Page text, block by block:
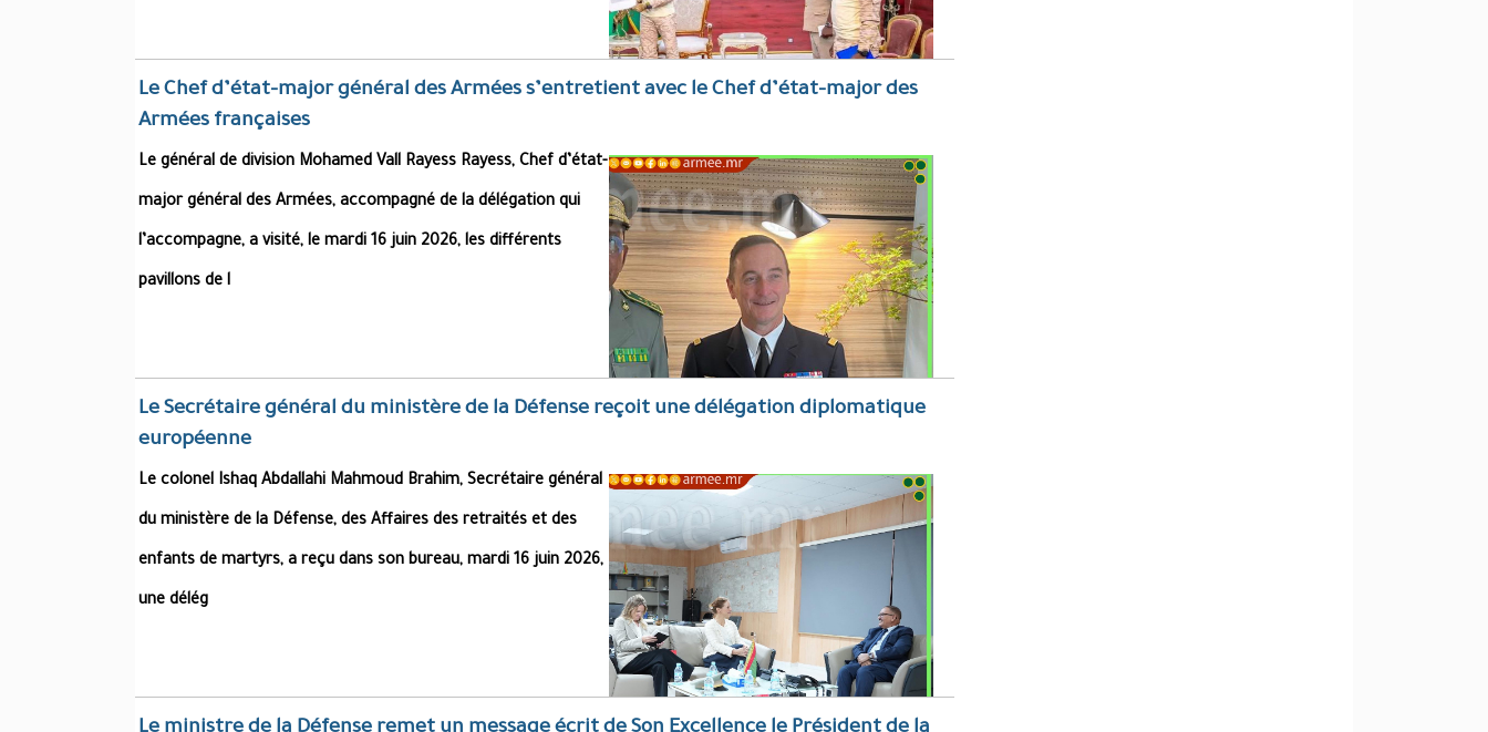
Le Chef d’état-major général des Armées s’entretient avec le Chef d’état-major des
Armées françaises
Le général de division Mohamed Vall Rayess Rayess, Chef d’état-
major général des Armées, accompagné de la délégation qui
l’accompagne, a visité, le mardi 16 juin 2026, les différents
pavillons de l
Le Secrétaire général du ministère de la Défense reçoit une délégation diplomatique
européenne
Le colonel Ishaq Abdallahi Mahmoud Brahim, Secrétaire général
du ministère de la Défense, des Affaires des retraités et des
enfants de martyrs, a reçu dans son bureau, mardi 16 juin 2026,
une délég